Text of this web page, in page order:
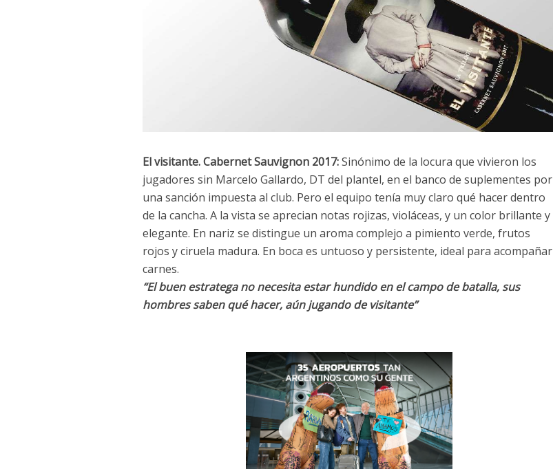
El visitante. Cabernet Sauvignon 2017:Sinónimo de la locura que vivieron los
jugadores sin Marcelo Gallardo, DT del plantel, en el banco de suplementes por
una sanción impuesta al club. Pero el equipo tenía muy claro qué hacer dentro
de la cancha. A la vista se aprecian notas rojizas, violáceas, y un color brillante y
elegante. En nariz se distingue un aroma complejo a pimiento verde, frutos
rojos y ciruela madura. En boca es untuoso y persistente, ideal para acompañar
carnes.
“El buen estratega no necesita estar hundido en el campo de batalla, sus
hombres saben qué hacer, aún jugando de visitante”